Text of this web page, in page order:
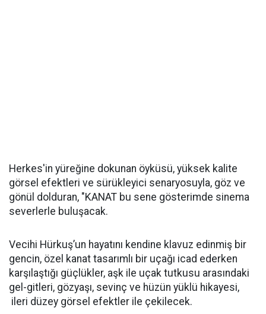
Herkes'in yüreğine dokunan öyküsü, yüksek kalite
görsel efektleri ve sürükleyici senaryosuyla, göz ve
gönül dolduran, "KANAT bu sene gösterimde sinema
severlerle buluşacak.
Vecihi Hürkuş’un hayatını kendine klavuz edinmiş bir
gencin, özel kanat tasarımlı bir uçağı icad ederken
karşılaştığı güçlükler, aşk ile uçak tutkusu arasındaki
gel-gitleri, gözyaşı, sevinç ve hüzün yüklü hikayesi,
ileri düzey görsel efektler ile çekilecek.